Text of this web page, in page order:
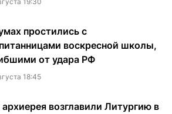
простились с
воскресной школы,
от удара РФ
18:45
возглавили Литургию в